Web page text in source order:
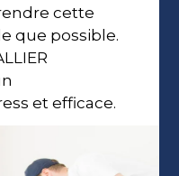
cette
que possible.
et efficace.